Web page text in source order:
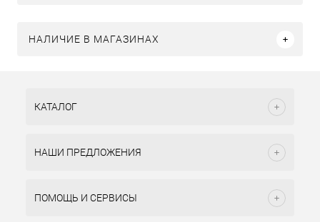
НАЛИЧИЕ В МАГАЗИНАХ
КАТАЛОГ
НАШИ ПРЕДЛОЖЕНИЯ
ПОМОЩЬ И СЕРВИСЫ